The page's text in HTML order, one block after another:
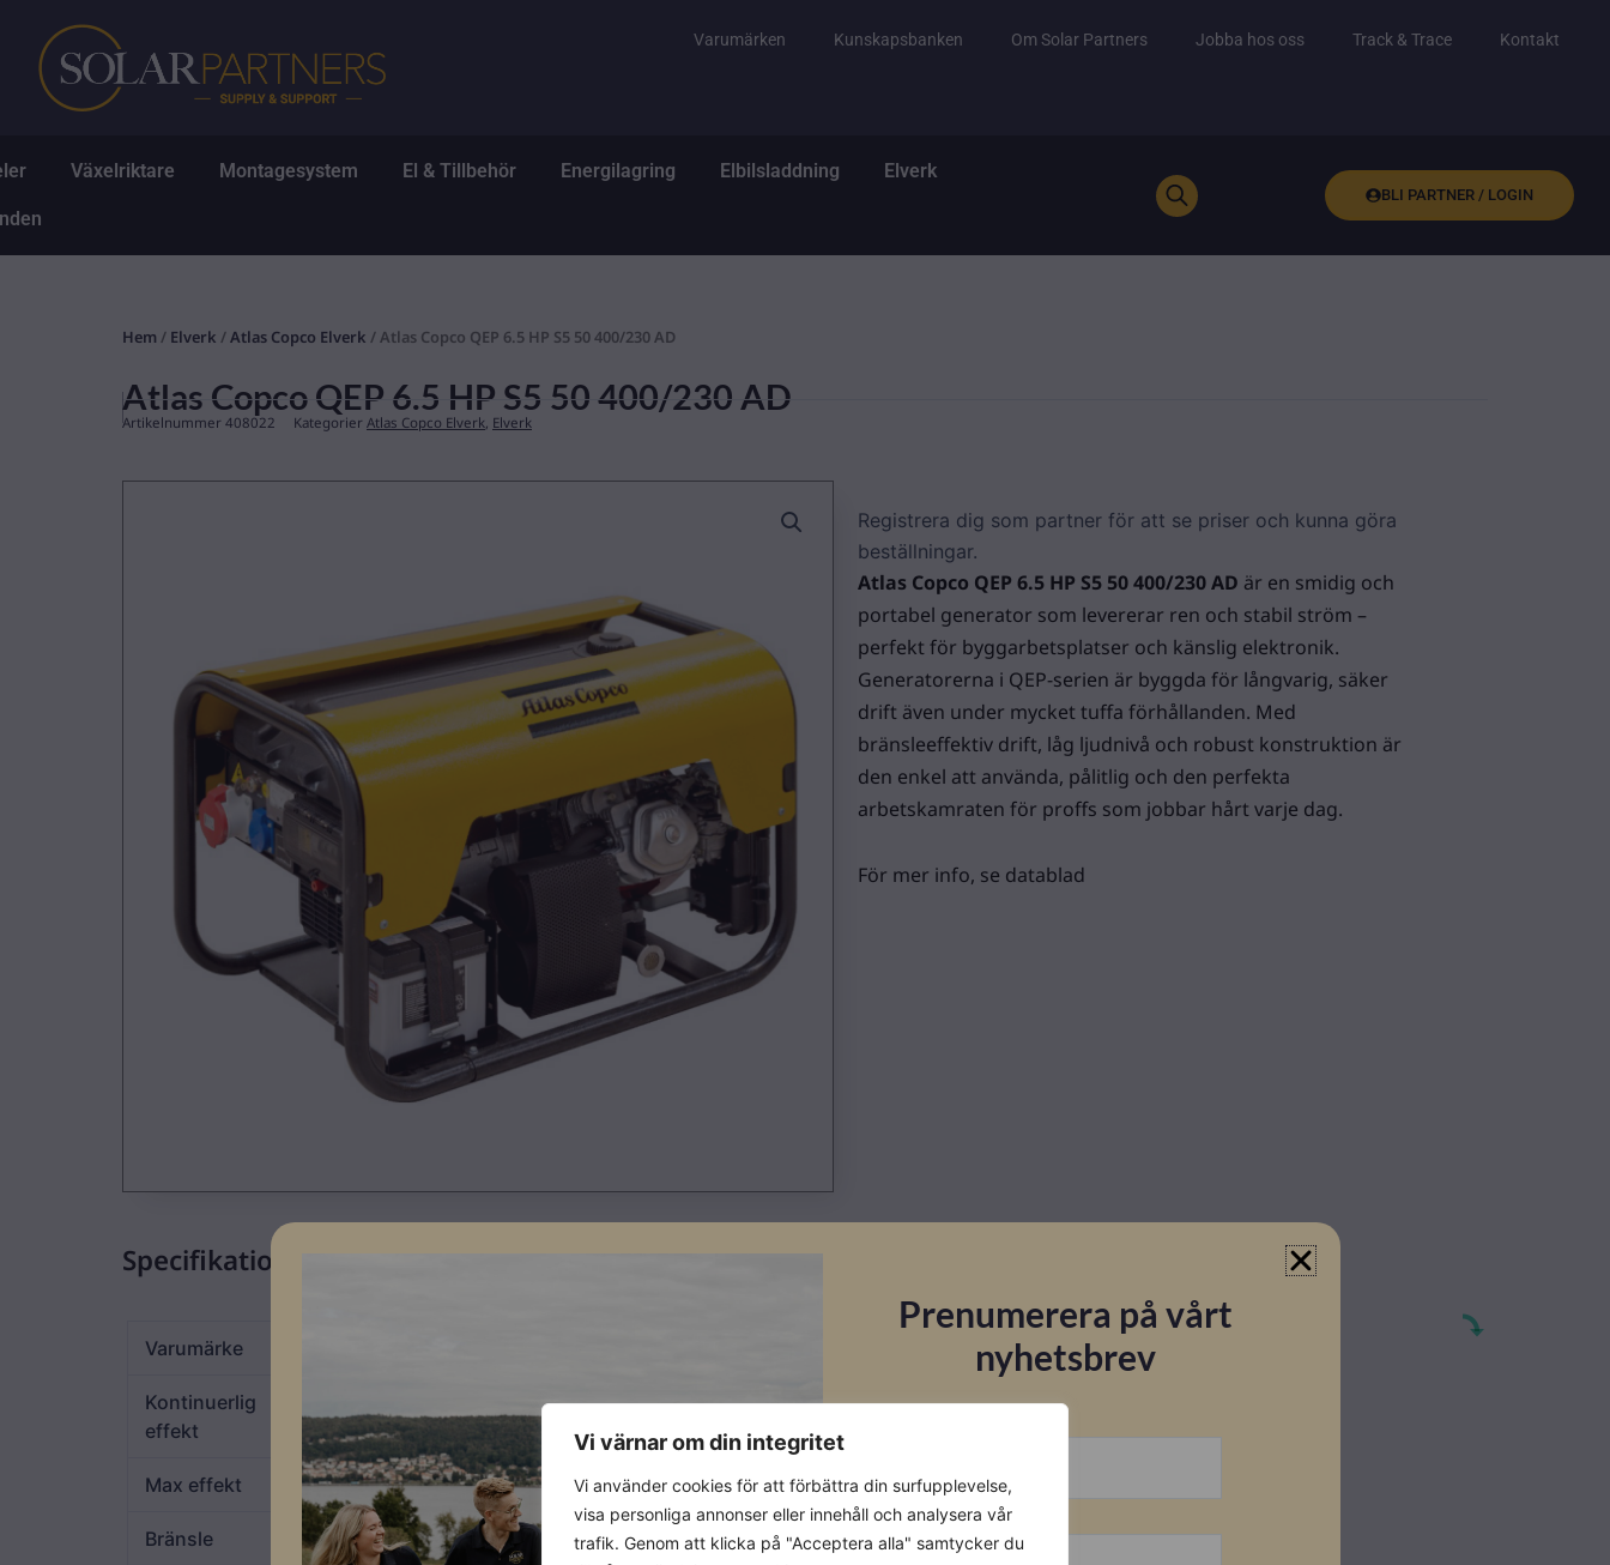
Vi värnar om din integritet
Vi använder cookies för att förbättra din surfupplevelse,
visa personliga annonser eller innehåll och analysera vår
trafik. Genom att klicka på "Acceptera alla" samtycker du
innehåll
Varumärken Kunskapsbanken Om Solar Partners Jobba hos oss Track & Trace Kontakt
Öppna Solpaneler
Växelriktare Öppna Växelriktare
Montagesystem Öppna Montagesystem
El & Tillbehör Öppna El & Tillbehör
Energilagring Öppna Energilagring
Elbilsladdning Öppna Elbilsladdning
Elverk
BLI PARTNER / LOGIN
Hem / Elverk /Atlas Copco Elverk / Atlas Copco QEP 6.5 HP S5 50 400/230 AD
Atlas Copco QEP 6.5 HP S5 50 400/230 AD
Artikelnummer 408022 Kategorier Atlas Copco Elverk Elverk
Registrera dig som partner för att se priser och kunna göra
beställningar.
Atlas Copco QEP 6.5 HP S5 50 400/230 AD är en smidig och
portabel generator som levererar ren och stabil ström –
perfekt för byggarbetsplatser och känslig elektronik.
Generatorerna i QEP-serien är byggda för långvarig, säker
drift även under mycket tuffa förhållanden. Med
bränsleeffektiv drift, låg ljudnivå och robust konstruktion är
den enkel att använda, pålitlig och den perfekta
arbetskamraten för proffs som jobbar hårt varje dag.
För mer info, se datablad
Specifikationer
Varumärke
Kontinuerlig
effekt
5,4kVA
Max effekt 6,3kVA
Bränsle Bensin
Ladda nerPrenumerera på vårt
nyhetsbrev
Förnamn